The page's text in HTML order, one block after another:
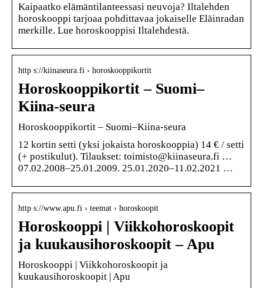
Kaipaatko elämäntilanteessasi neuvoja? Iltalehden
horoskooppi tarjoaa pohdittavaa jokaiselle Eläinradan
merkille. Lue horoskooppisi Iltalehdestä.
http s://kiinaseura.fi › horoskooppikortit
Horoskooppikortit – Suomi–
Kiina-seura
Horoskooppikortit – Suomi–Kiina-seura
12 kortin setti (yksi jokaista horoskooppia) 14 € / setti
(+ postikulut). Tilaukset: toimisto@kiinaseura.fi …
07.02.2008–25.01.2009. 25.01.2020–11.02.2021 …
http s://www.apu.fi › teemat › horoskoopit
Horoskooppi | Viikkohoroskoopit
ja kuukausihoroskoopit – Apu
Horoskooppi | Viikkohoroskoopit ja
kuukausihoroskoopit | Apu